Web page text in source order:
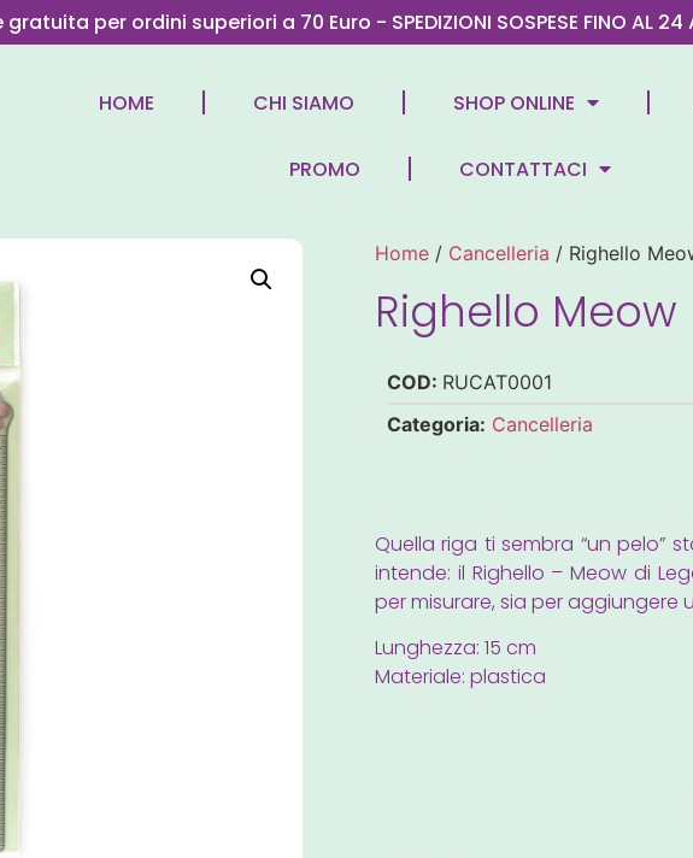
per ordini superiori a 70 Euro - SPEDIZIONI SOSPESE FINO AL 24
HOME CHI SIAMO SHOP ONLINE
PROMO CONTATTACI
Home / Cancelleria / Righello
Righello Meow
COD: RUCAT0001
Categoria: Cancelleria
Quella riga ti sembra “un pelo”
intende: il Righello – Meow di
per misurare, sia per
Lunghezza: 15 cm
Materiale: plastica